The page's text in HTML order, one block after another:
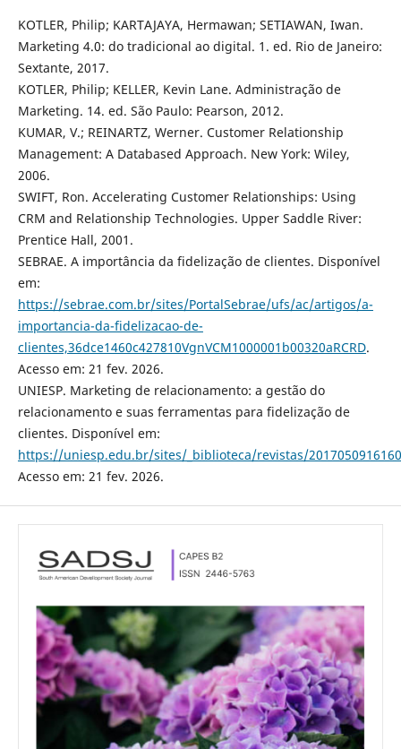
KOTLER, Philip; KARTAJAYA, Hermawan; SETIAWAN, Iwan.
Marketing 4.0: do tradicional ao digital. 1. ed. Rio de Janeiro:
Sextante, 2017.
KOTLER, Philip; KELLER, Kevin Lane. Administração de
Marketing. 14. ed. São Paulo: Pearson, 2012.
KUMAR, V.; REINARTZ, Werner. Customer Relationship
Management: A Databased Approach. New York: Wiley,
2006.
SWIFT, Ron. Accelerating Customer Relationships: Using
CRM and Relationship Technologies. Upper Saddle River:
Prentice Hall, 2001.
SEBRAE. A importância da fidelização de clientes. Disponível
em:
https://sebrae.com.br/sites/PortalSebrae/ufs/ac/artigos/a-
importancia-da-fidelizacao-de-
clientes,36dce1460c427810VgnVCM1000001b00320aRCRD.
Acesso em: 21 fev. 2026.
UNIESP. Marketing de relacionamento: a gestão do
relacionamento e suas ferramentas para fidelização de
clientes. Disponível em:
https://uniesp.edu.br/sites/_biblioteca/revistas/
Acesso em: 21 fev. 2026.